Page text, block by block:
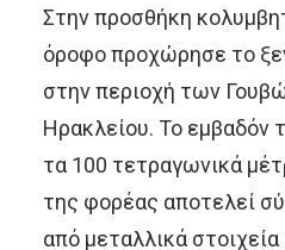
Στην προσθήκη
όροφο προχώρησε το
στην περιοχή των
Ηρακλείου. Το εμβαδόν
τα 100 τετραγωνικά
της φορέας αποτελεί
από μεταλλικά